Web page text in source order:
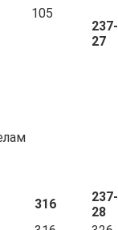
105
27
316
28